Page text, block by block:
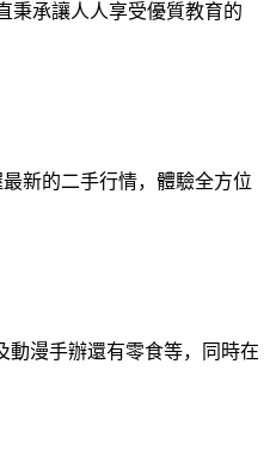
秉承讓人人享受優質教育的
新的二手行情，體驗全方位
動漫手辦還有零食等，同時在